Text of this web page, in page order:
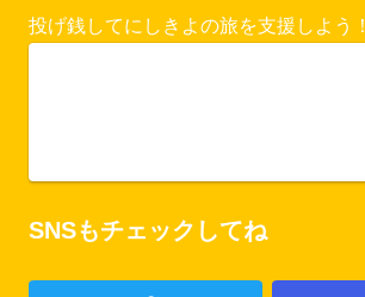
投げ銭してにしきよの旅を支援しよう！
SNSもチェックしてね